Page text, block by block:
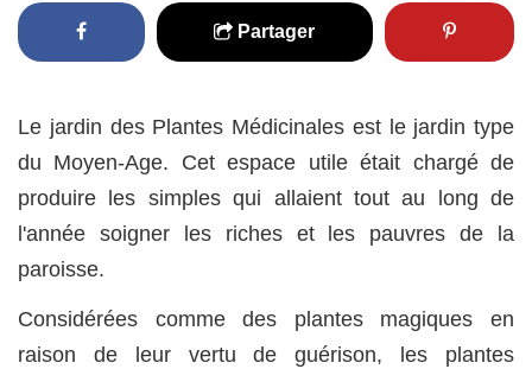
Partager
Le jardin des Plantes Médicinales est le jardin type
du Moyen-Age. Cet espace utile était chargé de
produire les simples qui allaient tout au long de
l'année soigner les riches et les pauvres de la
paroisse.
Considérées comme des plantes magiques en
raison de leur vertu de guérison, les plantes